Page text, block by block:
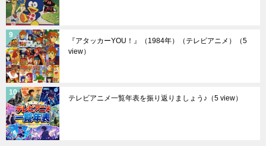
『アタッカーYOU！』（1984年）（テレビアニメ）
（5
view）
テレビアニメ一覧年表を振り返りましょう♪ （5 view）